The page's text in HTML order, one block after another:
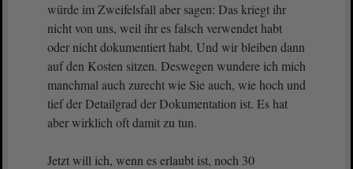
würde im Zweifelsfall aber sagen: Das kriegt ihr
nicht von uns, weil ihr es falsch verwendet habt
oder nicht dokumentiert habt. Und wir bleiben dann
auf den Kosten sitzen. Deswegen wundere ich mich
manchmal auch zurecht wie Sie auch, wie hoch und
tief der Detailgrad der Dokumentation ist. Es hat
aber wirklich oft damit zu tun.
Jetzt will ich, wenn es erlaubt ist, noch 30